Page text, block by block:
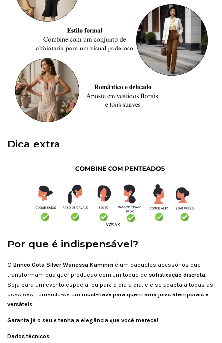
Dica extra
Por que é indispensável?
O Brinco Gota Silver Wanessa Kaminici é um daqueles acessórios que
transformam qualquer produção com um toque de sofisticação discreta
Seja para um evento especial ou para o dia a dia, ele se adapta a todas as
ocasiões, tornando-se um must-have para quem ama joias atemporais e
versáteis
Garanta já o seu e tenha a elegância que você merece!
Dados técnicos: